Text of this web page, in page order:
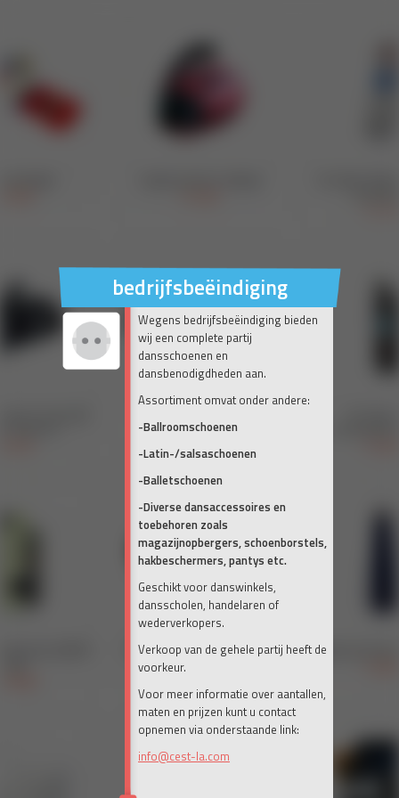
bedrijfsbeëindiging
Wegens bedrijfsbeëindiging bieden
wij een complete partij
dansschoenen en
dansbenodigdheden aan.
Assortiment omvat onder andere:
-Ballroomschoenen
-Latin-/salsaschoenen
-Balletschoenen
-Diverse dansaccessoires en
toebehoren zoals
magazijnopbergers, schoenborstels,
hakbeschermers, pantys etc.
Geschikt voor danswinkels,
dansscholen, handelaren of
wederverkopers.
Verkoop van de gehele partij heeft de
voorkeur.
Voor meer informatie over aantallen,
maten en prijzen kunt u contact
opnemen via onderstaande link:
info@cest-la.com